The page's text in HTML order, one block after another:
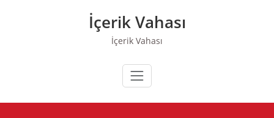
İçerik Vahası
İçerik Vahası